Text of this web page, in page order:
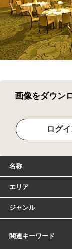
画像をダウン
ログ
名称
エリア
ジャンル
関連キーワード